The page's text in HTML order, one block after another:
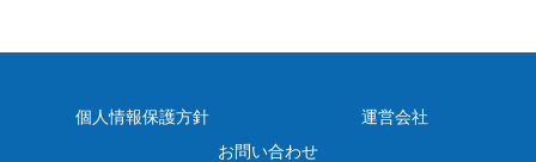
個人情報保護方針
運営会社
お問い合わせ